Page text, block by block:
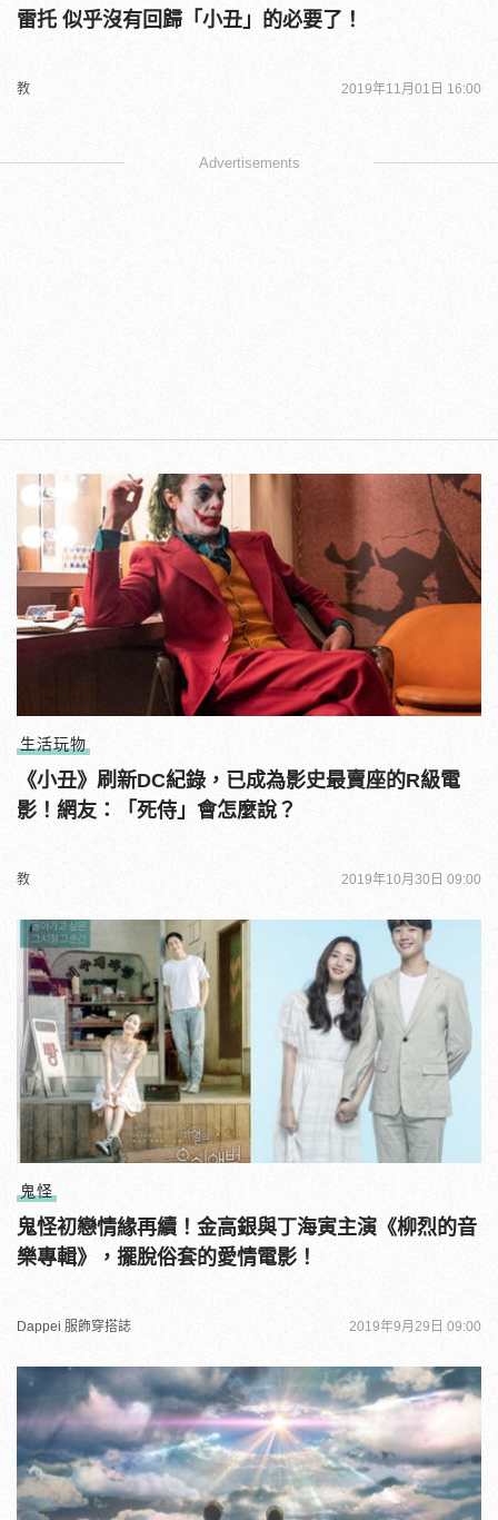
雷托 似乎沒有回歸「小丑」的必要了！
教 2019年11月01日 16:00
Advertisements
生活玩物
《小丑》刷新DC紀錄，已成為影史最賣座的R級電
影！網友：「死侍」會怎麼說？
教 2019年10月30日 09:00
鬼怪
鬼怪初戀情緣再續！金高銀與丁海寅主演《柳烈的音
樂專輯》，擺脫俗套的愛情電影！
Dappei 服飾穿搭誌 2019年9月29日 09:00